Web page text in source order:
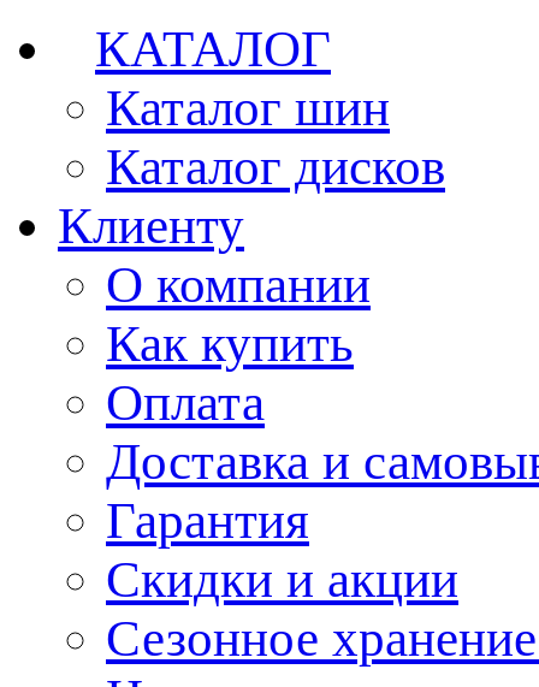
КАТАЛОГ
Каталог шин
Каталог дисков
Клиенту
О компании
Как купить
Оплата
Доставка и
Гарантия
Скидки и акции
Сезонное